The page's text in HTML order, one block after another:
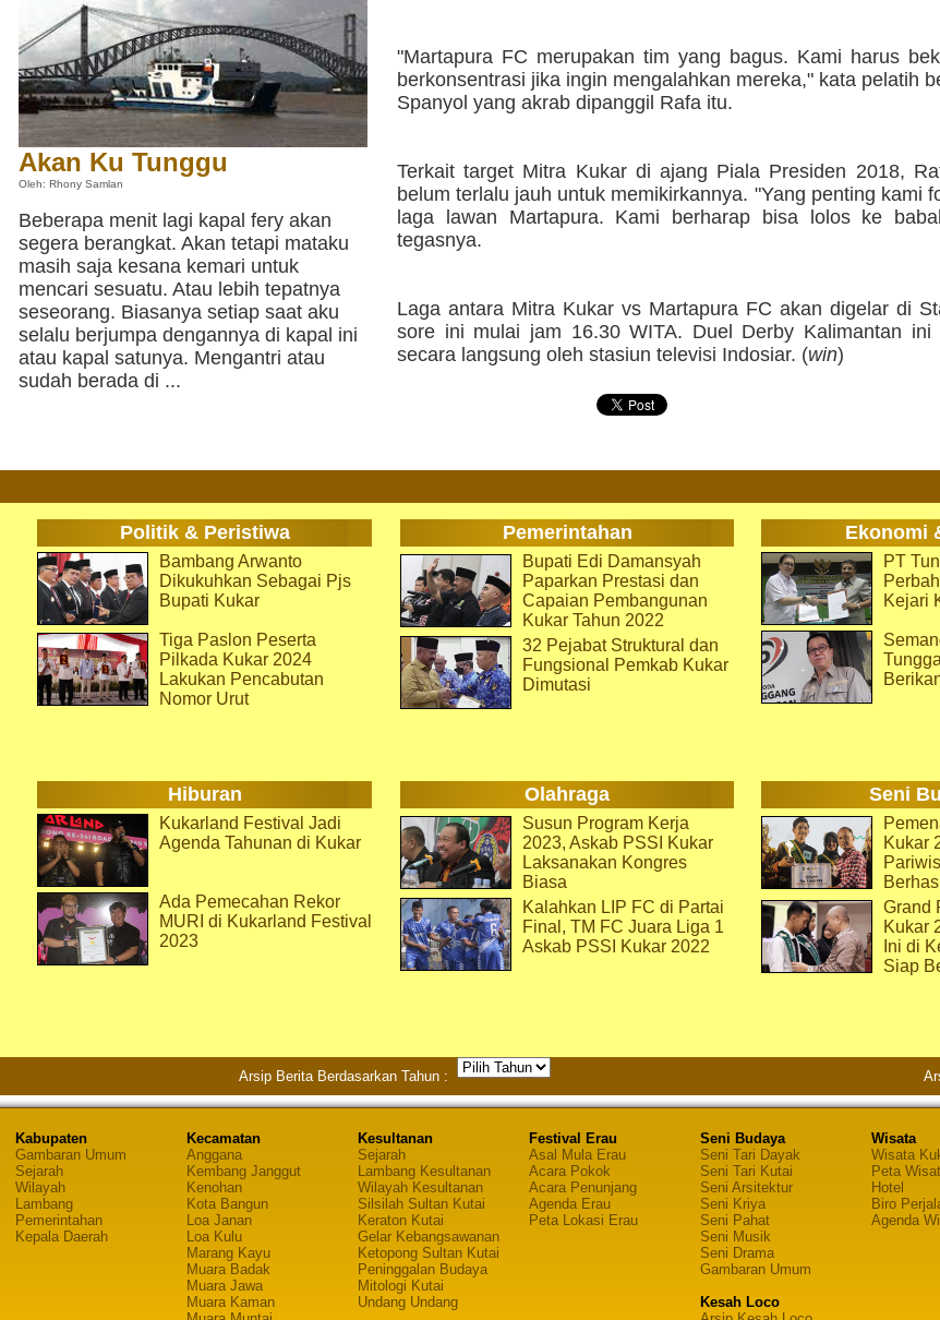
Akan Ku Tunggu
Oleh: Rhony Samlan
Beberapa menit lagi kapal fery akan
segera berangkat. Akan tetapi mataku
masih saja kesana kemari untuk
mencari sesuatu. Atau lebih tepatnya
seseorang. Biasanya setiap saat aku
selalu berjumpa dengannya di kapal ini
atau kapal satunya. Mengantri atau
sudah berada di ...
"Martapura FC merupakan tim yang bagus. Kami harus
berkonsentrasi jika ingin mengalahkan mereka," kata pelatih
Spanyol yang akrab dipanggil Rafa itu.
Terkait target Mitra Kukar di ajang Piala Presiden 2018,
belum terlalu jauh untuk memikirkannya. "Yang penting kami
laga lawan Martapura. Kami berharap bisa lolos ke
tegasnya.
Laga antara Mitra Kukar vs Martapura FC akan digelar di
sore ini mulai jam 16.30 WITA. Duel Derby Kalimantan ini
secara langsung oleh stasiun televisi Indosiar. (win)
Politik & Peristiwa Pemerintahan Ekonomi
Bambang Arwanto
Dikukuhkan Sebagai Pjs
Bupati Kukar
Tiga Paslon Peserta
Pilkada Kukar 2024
Lakukan Pencabutan
Nomor Urut
Bupati Edi Damansyah
Paparkan Prestasi dan
Capaian Pembangunan
Kukar Tahun 2022
32 Pejabat Struktural dan
Fungsional Pemkab Kukar
Dimutasi
PT
Kejari
Hiburan Olahraga Seni
Kukarland Festival Jadi
Agenda Tahunan di Kukar
Ada Pemecahan Rekor
MURI di Kukarland Festival
2023
Susun Program Kerja
2023, Askab PSSI Kukar
Laksanakan Kongres
Biasa
Kalahkan LIP FC di Partai
Final, TM FC Juara Liga 1
Askab PSSI Kukar 2022
Kukar
Grand
Kukar
Ini di
Siap
Arsip Berita Berdasarkan Tahun :
Kabupaten
Gambaran Umum
Sejarah
Wilayah
Lambang
Pemerintahan
Kepala Daerah
Kecamatan
Anggana
Kembang Janggut
Kenohan
Kota Bangun
Loa Janan
Loa Kulu
Marang Kayu
Muara Badak
Muara Jawa
Muara Kaman
Kesultanan
Sejarah
Lambang Kesultanan
Wilayah Kesultanan
Silsilah Sultan Kutai
Keraton Kutai
Gelar Kebangsawanan
Ketopong Sultan Kutai
Peninggalan Budaya
Mitologi Kutai
Undang Undang
Festival Erau
Asal Mula Erau
Acara Pokok
Acara Penunjang
Agenda Erau
Peta Lokasi Erau
Seni Budaya
Seni Tari Dayak
Seni Tari Kutai
Seni Arsitektur
Seni Kriya
Seni Pahat
Seni Musik
Seni Drama
Gambaran Umum
Kesah Loco
Wisata
Wisata
Peta
Hotel
Biro
Agenda